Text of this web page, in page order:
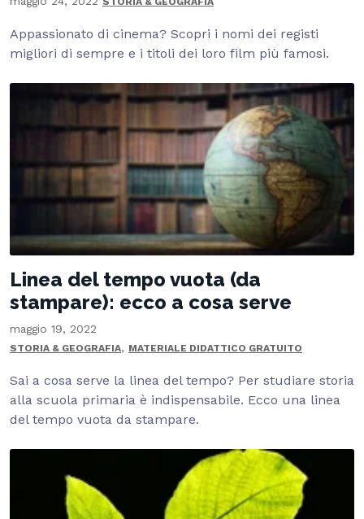
Appassionato di cinema? Scopri i nomi dei registi
migliori di sempre e i titoli dei loro film più famosi.
Linea del tempo vuota (da
stampare): ecco a cosa serve
maggio 19, 2022
STORIA & GEOGRAFIA, MATERIALE DIDATTICO GRATUITO
Sai a cosa serve la linea del tempo? Per studiare storia
alla scuola primaria è indispensabile. Ecco una linea
del tempo vuota da stampare.